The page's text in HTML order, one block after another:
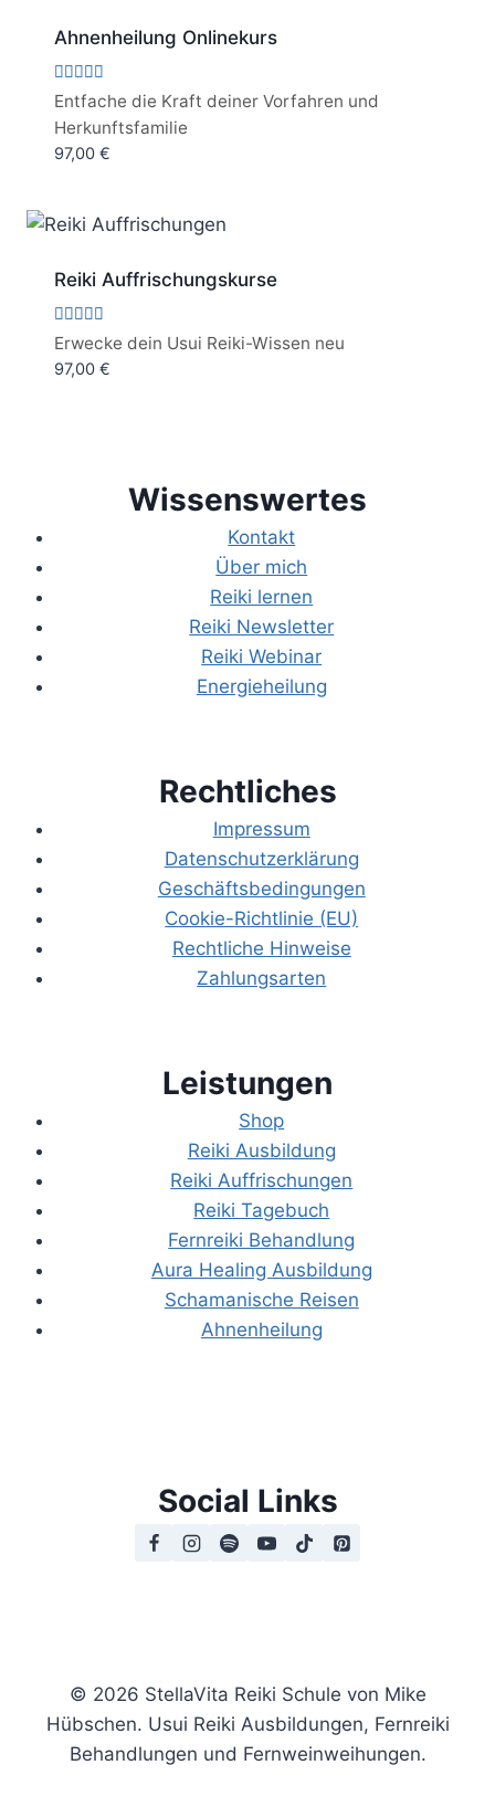
Ahnenheilung Onlinekurs
Bewertet
mit
5.00
Entfache die Kraft deiner Vorfahren und
Herkunftsfamilie
97,00 €
Reiki Auffrischungskurse
Bewertet
mit
5.00
Erwecke dein Usui Reiki-Wissen neu
97,00 €
Wissenswertes
Kontakt
Über mich
Reiki lernen
Reiki Newsletter
Reiki Webinar
Energieheilung
Rechtliches
Impressum
Datenschutzerklärung
Geschäftsbedingungen
Cookie-Richtlinie (EU)
Rechtliche Hinweise
Zahlungsarten
Leistungen
Shop
Reiki Ausbildung
Reiki Auffrischungen
Reiki Tagebuch
Fernreiki Behandlung
Aura Healing Ausbildung
Schamanische Reisen
Ahnenheilung
Social Links
© 2026 StellaVita Reiki Schule von Mike
Hübschen. Usui Reiki Ausbildungen, Fernreiki
Behandlungen und Fernweinweihungen.